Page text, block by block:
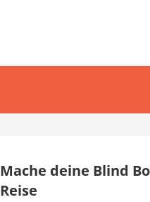
Mache deine Blind
Reise